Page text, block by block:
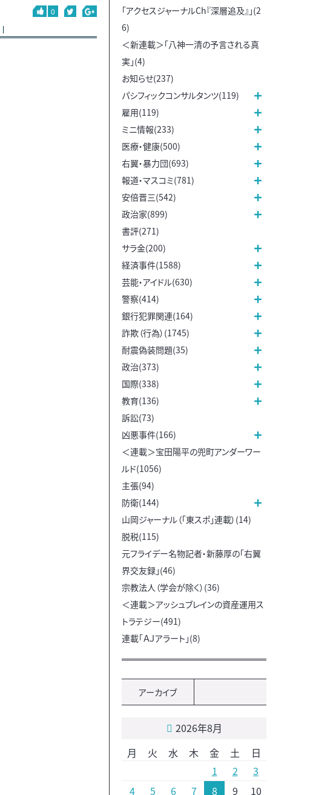
0
「アクセスジャーナルCh『深層追及』」(2
6)
＜新連載＞「八神一清の予言される真
実」(4)
お知らせ(237)
パシフィックコンサルタンツ(119)
雇用(119)
ミニ情報(233)
医療・健康(500)
右翼・暴力団(693)
報道・マスコミ(781)
安倍晋三(542)
政治家(899)
書評(271)
サラ金(200)
経済事件(1588)
芸能・アイドル(630)
警察(414)
銀行犯罪関連(164)
詐欺（行為）(1745)
耐震偽装問題(35)
政治(373)
国際(338)
教育(136)
訴訟(73)
凶悪事件(166)
＜連載＞宝田陽平の兜町アンダーワー
ルド(1056)
主張(94)
防衛(144)
山岡ジャーナル（「東スポ」連載）(14)
脱税(115)
元フライデー名物記者・新藤厚の「右翼
界交友録」(46)
宗教法人（学会が除く）(36)
＜連載＞アッシュブレインの資産運用ス
トラテジー(491)
連載「ＡＪアラート」(8)
アーカイブ
2026年8月
月
火 水 木 金 土
日
1
2
3
4
5 6 7 8 9 10